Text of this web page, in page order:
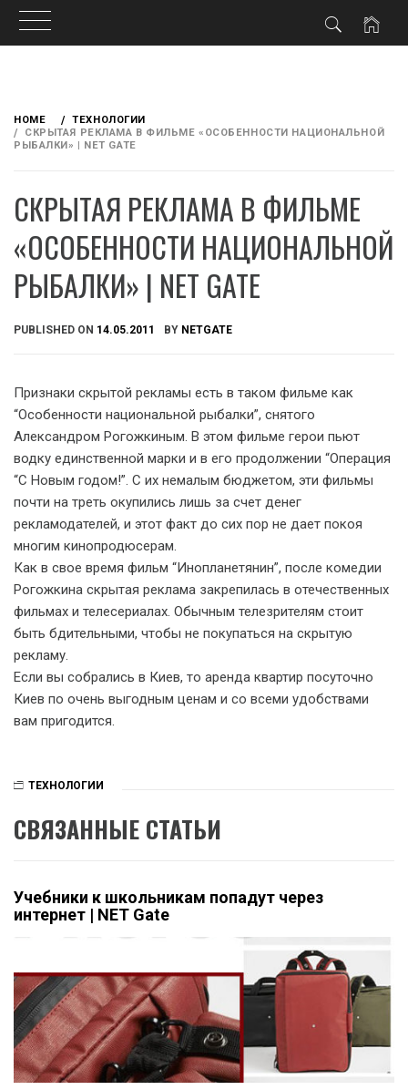
content
HOME
ТЕХНОЛОГИИ
СКРЫТАЯ РЕКЛАМА В ФИЛЬМЕ «ОСОБЕННОСТИ НАЦИОНАЛЬНОЙ
РЫБАЛКИ» | NET GATE
СКРЫТАЯ РЕКЛАМА В ФИЛЬМЕ
«ОСОБЕННОСТИ НАЦИОНАЛЬНОЙ
РЫБАЛКИ» | NET GATE
PUBLISHED ON 14.05.2011 BY NETGATE
Признаки скрытой рекламы есть в таком фильме как
“Особенности национальной рыбалки”, снятого
Александром Рогожкиным. В этом фильме герои пьют
водку единственной марки и в его продолжении “Операция
“С Новым годом!”. С их немалым бюджетом, эти фильмы
почти на треть окупились лишь за счет денег
рекламодателей, и этот факт до сих пор не дает покоя
многим кинопродюсерам.
Как в свое время фильм “Инопланетянин”, после комедии
Рогожкина скрытая реклама закрепилась в отечественных
фильмах и телесериалах. Обычным телезрителям стоит
быть бдительными, чтобы не покупаться на скрытую
рекламу.
Если вы собрались в Киев, то аренда квартир посуточно
Киев по очень выгодным ценам и со всеми удобствами
вам пригодится.
ТЕХНОЛОГИИ
СВЯЗАННЫЕ СТАТЬИ
Учебники к школьникам попадут через
интернет | NET Gate